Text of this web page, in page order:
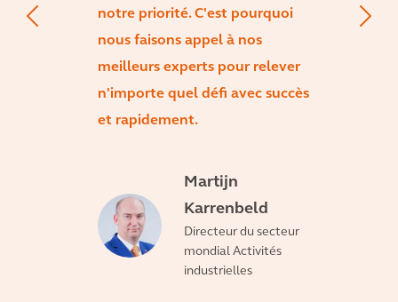
notre priorité. C'est pourquoi
nous faisons appel à nos
meilleurs experts pour relever
n'importe quel défi avec succès
et rapidement.
Martijn
Karrenbeld
Directeur du secteur
mondial Activités
industrielles